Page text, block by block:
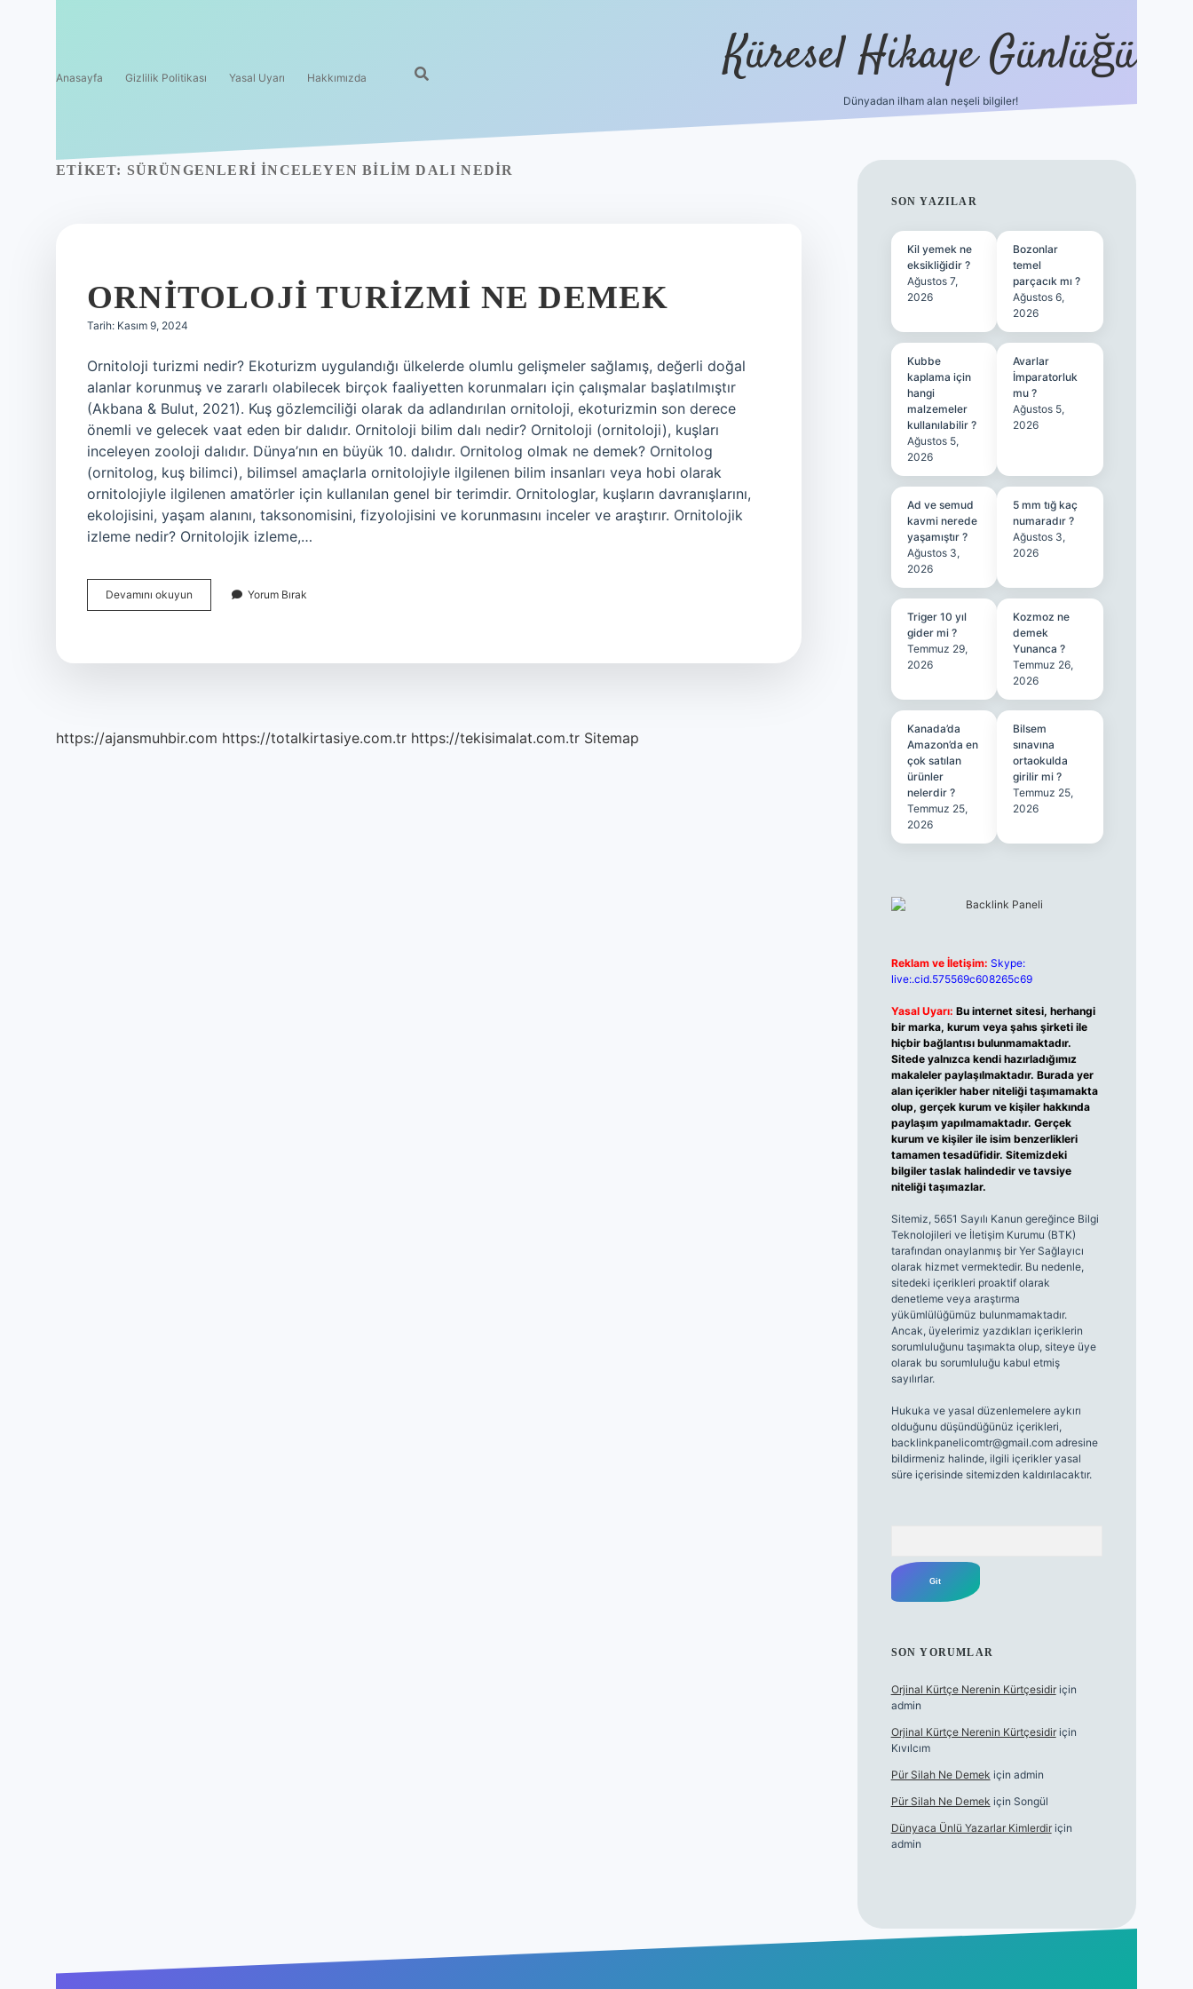
Anasayfa Gizlilik Politikası Yasal Uyarı Hakkımızda Küresel Hikaye Günlüğü
Dünyadan ilham alan neşeli bilgiler!
ETIKET: SÜRÜNGENLERI INCELEYEN BILIM DALI NEDIR
ORNITOLOJI TURIZMI NE DEMEK
Tarih: Kasım 9, 2024
Ornitoloji turizmi nedir? Ekoturizm uygulandığı ülkelerde olumlu gelişmeler sağlamış, değerli doğal
alanlar korunmuş ve zararlı olabilecek birçok faaliyetten korunmaları için çalışmalar başlatılmıştır
(Akbana & Bulut, 2021). Kuş gözlemciliği olarak da adlandırılan ornitoloji, ekoturizmin son derece
önemli ve gelecek vaat eden bir dalıdır. Ornitoloji bilim dalı nedir? Ornitoloji (ornitoloji), kuşları
inceleyen zooloji dalıdır. Dünya’nın en büyük 10. dalıdır. Ornitolog olmak ne demek? Ornitolog
(ornitolog, kuş bilimci), bilimsel amaçlarla ornitolojiyle ilgilenen bilim insanları veya hobi olarak
ornitolojiyle ilgilenen amatörler için kullanılan genel bir terimdir. Ornitologlar, kuşların davranışlarını,
ekolojisini, yaşam alanını, taksonomisini, fizyolojisini ve korunmasını inceler ve araştırır. Ornitolojik
izleme nedir? Ornitolojik izleme,…
Devamını okuyun Ornitoloji
Turizmi
Yorum Bırak
https://ajansmuhbir.com https://totalkirtasiye.com.tr https://tekisimalat.com.tr Sitemap
SIDEBAR
SON YAZILAR
Kil yemek ne
eksikliğidir ?
Ağustos 7,
2026
Bozonlar
temel
parçacık mı ?
Ağustos 6,
2026
Kubbe
kaplama için
hangi
malzemeler
kullanılabilir ?
Ağustos 5,
2026
Avarlar
İmparatorluk
mu ?
Ağustos 5,
2026
Ad ve semud
kavmi nerede
yaşamıştır ?
Ağustos 3,
2026
5 mm tığ kaç
numaradır ?
Ağustos 3,
2026
Triger 10 yıl
gider mi ?
Temmuz 29,
2026
Kozmoz ne
demek
Yunanca ?
Temmuz 26,
2026
Kanada’da
Amazon’da en
çok satılan
ürünler
nelerdir ?
Temmuz 25,
2026
Bilsem
sınavına
ortaokulda
girilir mi ?
Temmuz 25,
2026
Reklam ve İletişim: Skype:
live:.cid.575569c608265c69
Yasal Uyarı: Bu internet sitesi, herhangi
bir marka, kurum veya şahıs şirketi ile
hiçbir bağlantısı bulunmamaktadır.
Sitede yalnızca kendi hazırladığımız
makaleler paylaşılmaktadır. Burada yer
alan içerikler haber niteliği taşımamakta
olup, gerçek kurum ve kişiler hakkında
paylaşım yapılmamaktadır. Gerçek
kurum ve kişiler ile isim benzerlikleri
tamamen tesadüfidir. Sitemizdeki
bilgiler taslak halindedir ve tavsiye
niteliği taşımazlar.
Sitemiz, 5651 Sayılı Kanun gereğince Bilgi
Teknolojileri ve İletişim Kurumu (BTK)
tarafından onaylanmış bir Yer Sağlayıcı
olarak hizmet vermektedir. Bu nedenle,
sitedeki içerikleri proaktif olarak
denetleme veya araştırma
yükümlülüğümüz bulunmamaktadır.
Ancak, üyelerimiz yazdıkları içeriklerin
sorumluluğunu taşımakta olup, siteye üye
olarak bu sorumluluğu kabul etmiş
sayılırlar.
Hukuka ve yasal düzenlemelere aykırı
olduğunu düşündüğünüz içerikleri,
backlinkpanelicomtr@gmail.comadresine
bildirmeniz halinde, ilgili içerikler yasal
süre içerisinde sitemizden kaldırılacaktır.
SON YORUMLAR
Orjinal Kürtçe Nerenin Kürtçesidiriçin
admin
Orjinal Kürtçe Nerenin Kürtçesidiriçin
Kıvılcım
Pür Silah Ne Demek için admin
Pür Silah Ne Demek için Songül
Dünyaca Ünlü Yazarlar Kimlerdiriçin
admin
betexper güvenilir